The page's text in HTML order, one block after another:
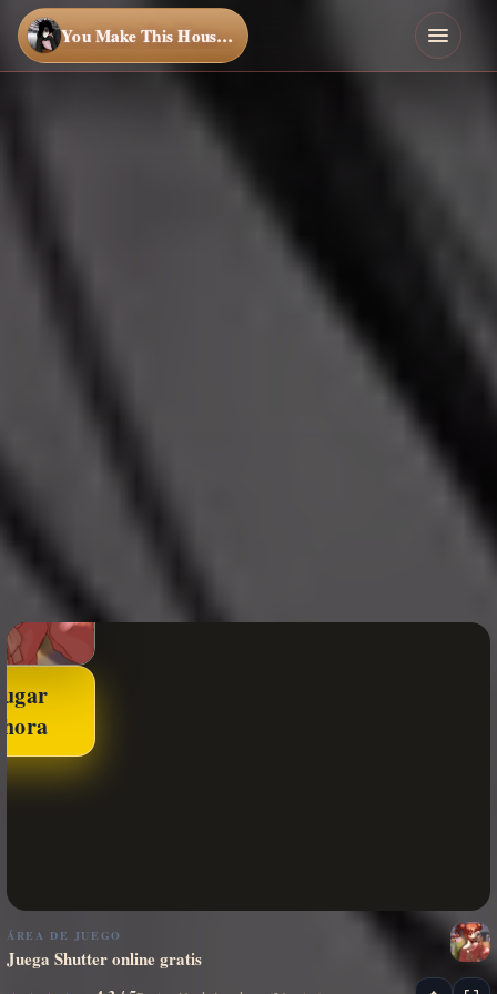
You Make This House a Home
ÁREA DE JUEGO
Juega Shutter online gratis